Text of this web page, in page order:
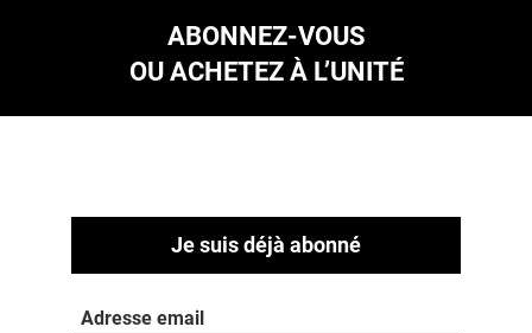
ABONNEZ-VOUS
OU ACHETEZ À L’UNITÉ
Je suis déjà abonné
Adresse email